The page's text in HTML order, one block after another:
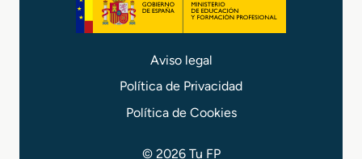
Aviso legal
Política de Privacidad
Política de Cookies
© 2026 Tu FP